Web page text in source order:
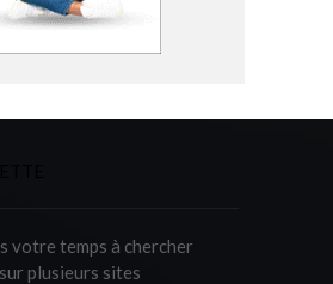
votre temps à chercher
plusieurs sites